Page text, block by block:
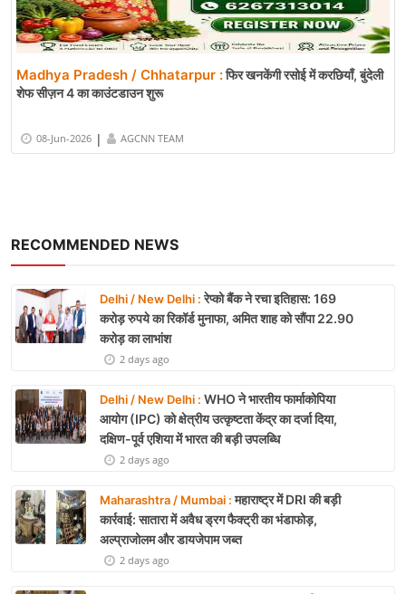
RECOMMENDED NEWS
Delhi / New Delhi :रेप्को बैंक ने रचा इतिहास: 169
करोड़ रुपये का रिकॉर्ड मुनाफा, अमित शाह को सौंपा 22.90
करोड़ का लाभांश
2 days ago
Delhi / New Delhi : WHO ने भारतीय फार्माकोपिया
आयोग (IPC) को क्षेत्रीय उत्कृष्टता केंद्र का दर्जा दिया,
दक्षिण-पूर्व एशिया में भारत की बड़ी उपलब्धि
2 days ago
Maharashtra / Mumbai :महाराष्ट्र में DRI की बड़ी
कार्रवाई: सातारा में अवैध ड्रग फैक्ट्री का भंडाफोड़,
अल्प्राजोलम और डायजेपाम जब्त
2 days ago
Madhya Pradesh / Chhatarpur :फिर खनकेंगी रसोई में करछियाँ, बुंदेली
शेफ सीज़न 4 का काउंटडाउन शुरू
08-Jun-2026 | AGCNN TEAM